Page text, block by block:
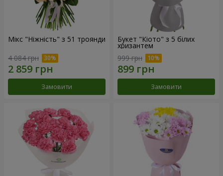
Мікс "Ніжність" з 51 троянди
4 084 грн
Замовити
Букет "Кіото" з 5 білих
хризантем
999 грн
Замовити